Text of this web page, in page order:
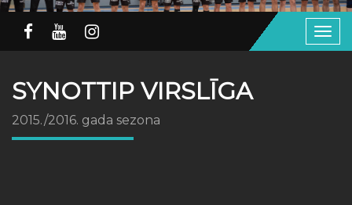
SYNOTTIP VIRSLĪGA
2015./2016. gada sezona